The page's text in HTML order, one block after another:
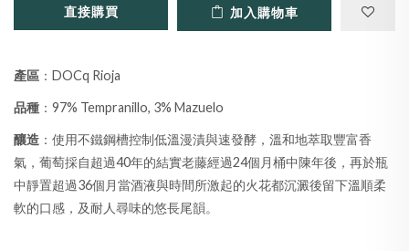
直接購買 加入購物車
產區 ：DOCq Rioja
品種 ：97% Tempranillo, 3% Mazuelo
釀造 ：使用不鐵鋼槽控制低溫漫漬與速發酵，溫和地萃取豐富香
氣，葡萄採自超過40年的結實老藤經過24個月桶中陳年後，再於瓶
中靜置超過36個月當酒液與時間所激起的火花都沉澱後留下溫順柔
軟的口感，及耐人尋味的悠長尾韻。